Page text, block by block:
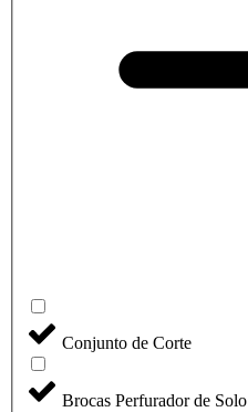
Conjunto de Corte
Brocas Perfurador de Solo